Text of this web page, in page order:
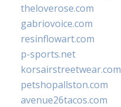
theloverose.com
gabriovoice.com
resinflowart.com
p-sports.net
korsairstreetwear.com
petshopallston.com
avenue26tacos.com